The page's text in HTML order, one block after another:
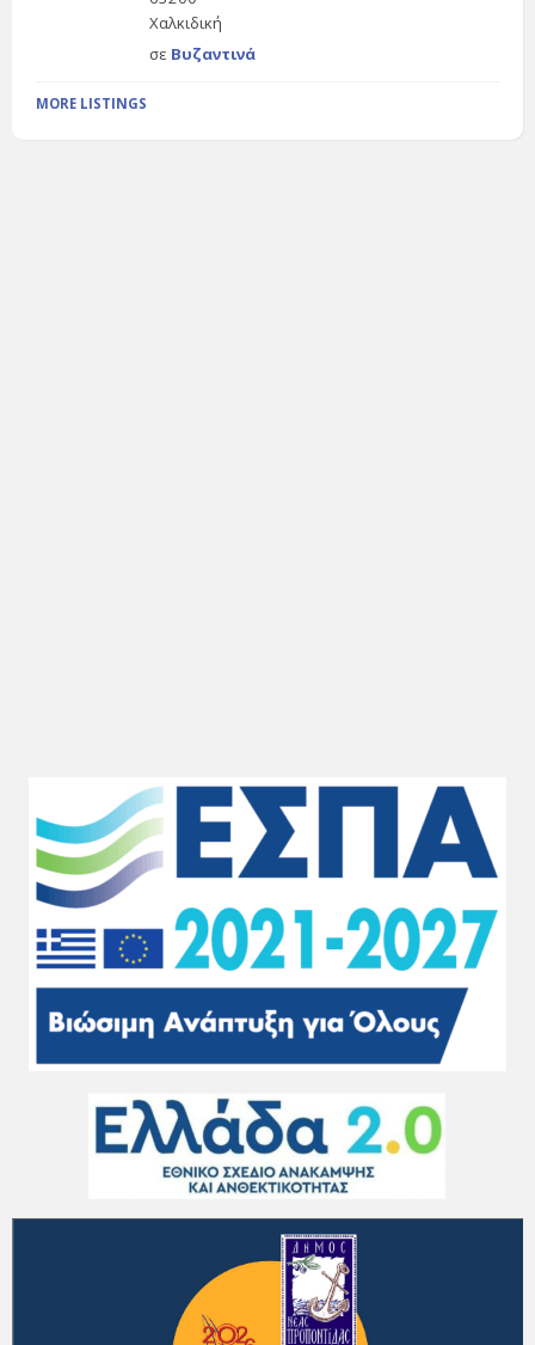
Χαλκιδική
σε Βυζαντινά
MORE LISTINGS